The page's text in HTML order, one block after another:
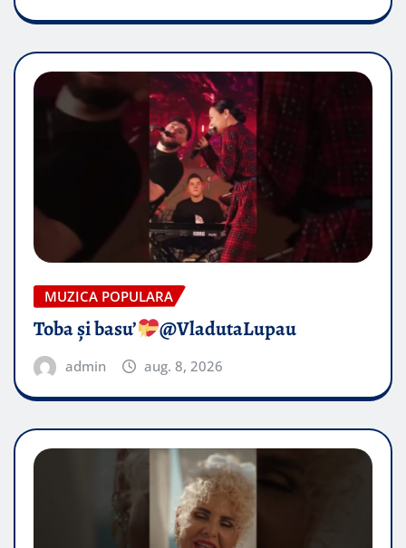
MUZICA POPULARA
Toba și basu’ @VladutaLupau
admin aug. 8, 2026